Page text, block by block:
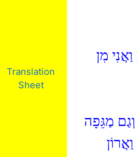
Translation
Sheet
מִן
מַגֵּפָה